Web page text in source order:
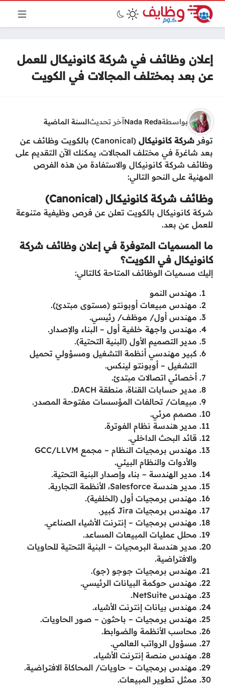
إعلان وظائف في شركة كانونيكال للعمل
عن بعد بمختلف المجالات في الكويت
بواسطةNada Redaآخر تحديثالسنة الماضية
توفر شركة كانونيكال
(Canonical) بالكويت وظائف عن
بعد شاغرة في مختلف المجالات، يمكنك الآن التقديم على
وظائف شركة كانونيكال والاستفادة من هذه الفرص
المهنية على النحو التالي:
وظائف شركة كانونيكال (Canonical)
شركة كانونيكال بالكويت تعلن عن فرص وظيفية متنوعة
للعمل عن بعد.
ما المسميات المتوفرة في إعلان وظائف شركة
كانونيكال في الكويت؟
إليك مسميات الوظائف المتاحة كالتالي:
مهندس النمو
مهندس مبيعات أوبونتو (مستوى مبتدئ).
مهندس أول/ موظف/ رئيسي.
مهندس واجهة خلفية أول – البناء والإصدار.
مدير التصميم الأول (البنية التحتية).
كبير مهندسي أنظمة التشغيل ومسؤولي تحميل
التشغيل – أوبونتو لينكس.
أخصائي اتصالات مبتدئ.
مدير حسابات القناة، منطقة DACH.
مبيعات/ تحالفات المؤسسات مفتوحة المصدر.
مصمم مرئي.
مدير هندسة نظام الفوترة.
قائد البحث الداخلي.
مهندس برمجيات النظام – مجمع GCC/LLVM
والأدوات والنظام البيئي.
مدير الهندسة – بناء وإصدار البنية التحتية.
مدير هندسة Salesforce، الأنظمة التجارية.
مهندس برمجيات أول (الخلفية).
مهندس برمجيات Jira كبير.
مهندس برمجيات – إنترنت الأشياء الصناعي.
محلل عمليات المبيعات المساعد.
مدير هندسة البرمجيات – البنية التحتية للحاويات
والافتراضية.
مهندس برمجيات جوجو (جو).
مهندس حوكمة البيانات الرئيسي.
مهندس NetSuite.
مهندس بيانات إنترنت الأشياء.
مهندس برمجيات – باحثون – صور الحاويات.
محاسب الأنظمة والضوابط.
مسؤول الرواتب العالمي.
مهندس منصة إنترنت الأشياء.
مهندس برمجيات – حاويات/ المحاكاة الافتراضية.
ممثل تطوير المبيعات.